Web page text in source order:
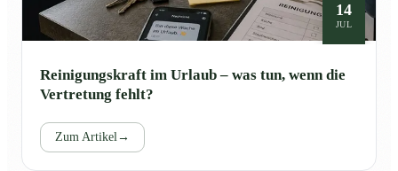
14
JUL
Reinigungskraft im Urlaub – was tun, wenn die
Vertretung fehlt?
Zum Artikel →